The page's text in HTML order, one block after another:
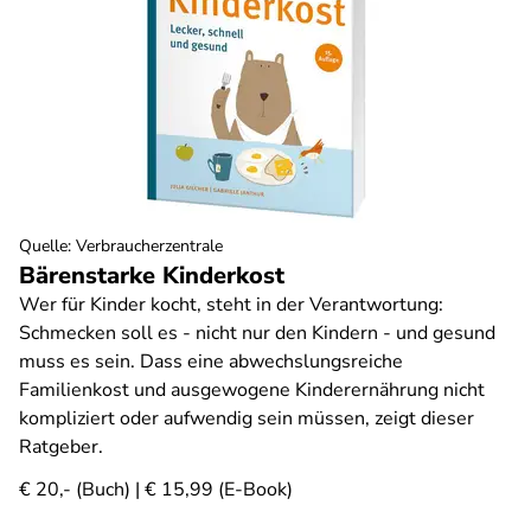
Bärenstarke Kinderkost
Wer für Kinder kocht, steht in der Verantwortung:
Schmecken soll es - nicht nur den Kindern - und gesund
muss es sein. Dass eine abwechslungsreiche
Familienkost und ausgewogene Kinderernährung nicht
kompliziert oder aufwendig sein müssen, zeigt dieser
Ratgeber.
€ 20,- (Buch) | € 15,99 (E-Book)
Quelle: Verbraucherzentrale